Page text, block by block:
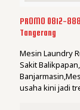
PROMO 0812-
Tangerang
Mesin Laundry
Sakit
usaha kini jadi